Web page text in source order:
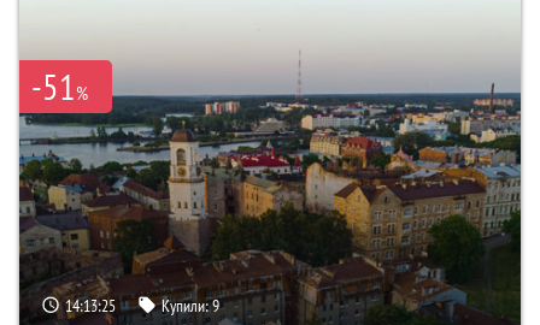
-51%
14:13:24 Купили:9